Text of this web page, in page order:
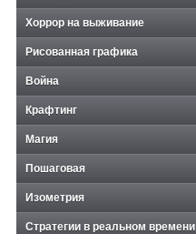
Хоррор на выживание
Рисованная графика
Война
Крафтинг
Магия
Пошаговая
Изометрия
Стратегии в реальном времени